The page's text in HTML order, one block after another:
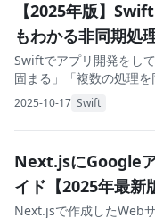
【2025年版】
もわかる非同期処
Swiftでアプリ開発をし
固まる」「複数の処理
しますよね。そんなと
2025-10-17 Swift
Next.jsにGoogle
イド【2025年最新
Next.jsで作成したWeb